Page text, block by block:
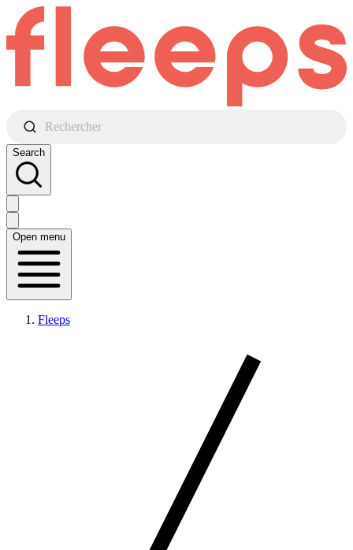
Rechercher
Search
Open menu
Fleeps